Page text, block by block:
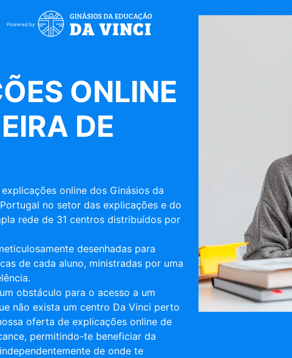
Powered by
ONLINE
DE
online dos Ginásios da
no setor das explicações e do
rede de 31 centros distribuídos por
desenhadas para
de cada aluno, ministradas por uma
obstáculo para o acesso a um
não exista um centro Da Vinci perto
oferta de explicações online de
permitindo-te beneficiar da
de onde te